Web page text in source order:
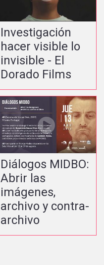
Investigación
hacer visible lo
invisible - El
Dorado Films
Diálogos MIDBO:
Abrir las
imágenes,
archivo y contra-
archivo